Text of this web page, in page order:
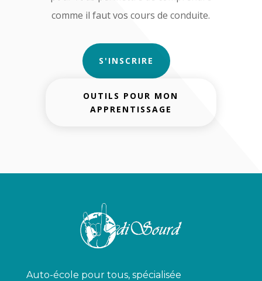
comme il faut vos cours de conduite.
S'INSCRIRE
OUTILS POUR MON
APPRENTISSAGE
Auto-école pour tous, spécialisée